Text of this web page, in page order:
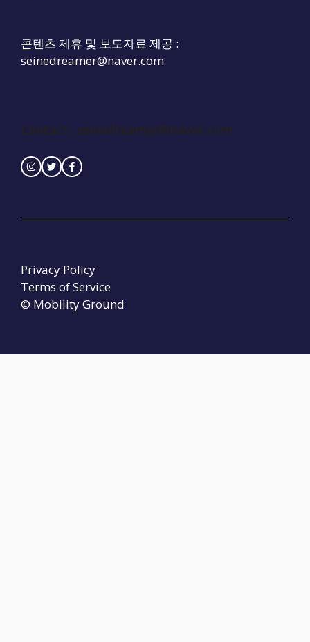
콘텐츠 제휴 및 보도자료 제공 :
seinedreamer@naver.com
Contact : seinedreamer@naver.com
© Mobility Ground
Privacy Policy
Terms of Service